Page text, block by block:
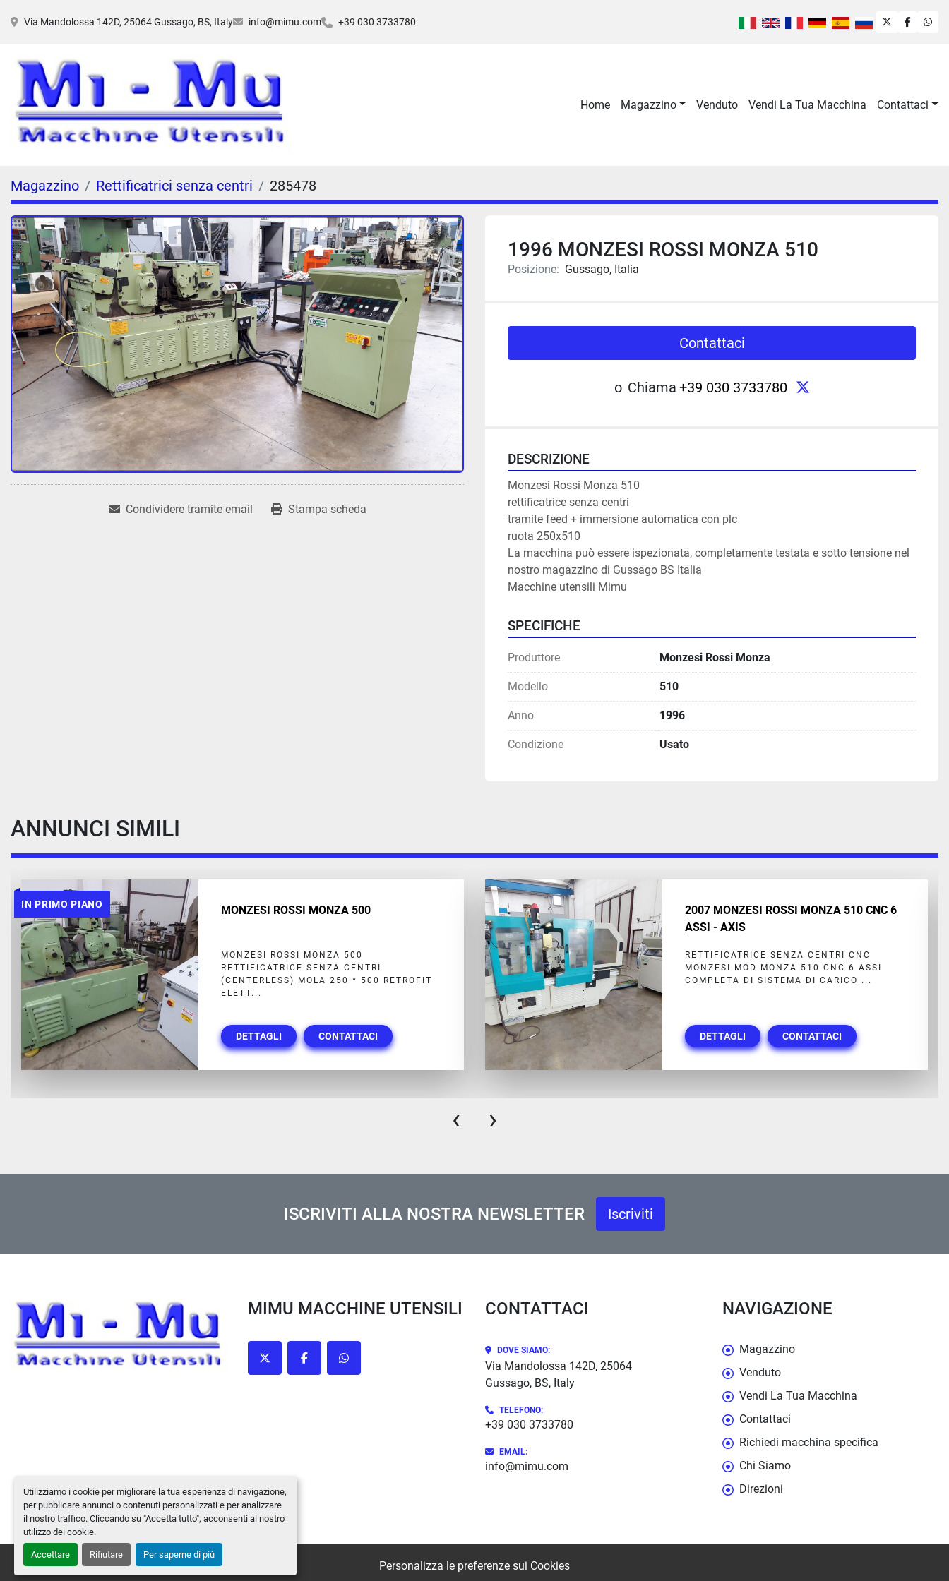
Utilizziamo i cookie per migliorare la tua esperienza di navigazione,
per pubblicare annunci o contenuti personalizzati e per analizzare
il nostro traffico. Cliccando su "Accetta tutto", acconsenti al nostro
utilizzo dei cookie.
Accettare Rifiutare Per saperne di più
Via Mandolossa 142D, 25064 Gussago, BS, Italy info@mimu.com +39 030 3733780 twitter
Home Magazzino Venduto Vendi La Tua Macchina Contattaci
Magazzino Rettificatrici senza centri 285478
Condividere tramite email Stampa scheda
1996 MONZESI ROSSI MONZA 510
Posizione: Gussago, Italia
Contattaci
o Chiama +39 030 3733780
DESCRIZIONE
Monzesi Rossi Monza 510
rettificatrice senza centri
tramite feed + immersione automatica con plc
ruota 250x510
La macchina può essere ispezionata, completamente testata e sotto tensione nel
nostro magazzino di Gussago BS Italia
Macchine utensili Mimu
SPECIFICHE
Produttore Monzesi Rossi Monza
Modello 510
Anno 1996
Condizione Usato
ANNUNCI SIMILI
2007 MONZESI ROSSI MONZA 510 CNC 6
RETTIFICATRICE SENZA CENTRI CNC
MONZESI MOD MONZA 510 CNC 6 ASSI
COMPLETA DI SISTEMA DI CARICO ...
DETTAGLI CONTATTACI
1990 MONZESI ROSSI MONZA 300
SOLD - CONTACT US FOR ALTERNATIVES
VENDUTO CONTATTATECI PER
ALTERNATIVE MONZESI ROSSI MONZA
DETTAGLI CONTATTACI
‹ ›
ISCRIVITI ALLA NOSTRA NEWSLETTER Iscriviti
MIMU MACCHINE UTENSILI
twitter facebookwhatsapp
CONTATTACI
DOVE SIAMO:
Via Mandolossa 142D, 25064
Gussago, BS, Italy
TELEFONO:
+39 030 3733780
EMAIL:
info@mimu.com
NAVIGAZIONE
Magazzino
Venduto
Vendi La Tua Macchina
Contattaci
Richiedi macchina specifica
Chi Siamo
Direzioni
Personalizza le preferenze sui Cookies